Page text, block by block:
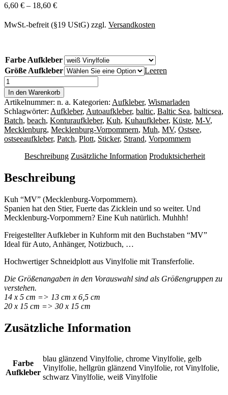
6,60 € – 18,60 €
MwSt.-befreit (§19 UStG) zzgl. Versandkosten
Farbe Aufkleber
Größe Aufkleber
Leeren
Kuh
"MV"
Konturaufkleber
Mecklenburg-
Vorpommern
Menge
In den Warenkorb
Artikelnummer: n. a. Kategorien: Aufkleber, Wismarladen
Schlagwörter: Aufkleber, Autoaufkleber, baltic, Baltic Sea, balticsea,
Batch, beach, Konturaufkleber, Kuh, Kuhaufkleber, Küste, M-V,
Mecklenburg, Mecklenburg-Vorpommern, Muh, MV, Ostsee,
ostseeaufkleber, Patch, Plott, Sticker, Strand, Vorpommern
Beschreibung Zusätzliche Information Produktsicherheit
Beschreibung
Kuh “MV” (Mecklenburg-Vorpommern).
Spanien hat den Stier, Fuerte das Zicklein und so weiter. Und
Mecklenburg-Vorpommern? Eine Kuh natürlich. Muhhh!
Freigestellter Aufkleber in Kuhform mit den Buchstaben “MV”
Ideal für Auto, Anhänger, Notizbuch, …
Hochwertiger Schneidplott aus Vinylfolie mit Transferfolie.
Die Größenangaben in den Vorauswahl sind als Größengruppen zu
verstehen.
14 x 5 cm => 13 cm x 6,5 cm
20 x 15 cm => 30 x 15 cm
Zusätzliche Information
Farbe
Aufkleber
blau glänzend Vinylfolie, chrome Vinylfolie, gelb
Vinylfolie, hellgrün glänzend Vinylfolie, rot Vinylfolie,
schwarz Vinylfolie, weiß Vinylfolie